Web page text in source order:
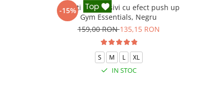
-15%
Colanti compresivi cu efect push up
Gym Essentials, Negru
159,00 RON135,15 RON
S M L XL
IN STOC